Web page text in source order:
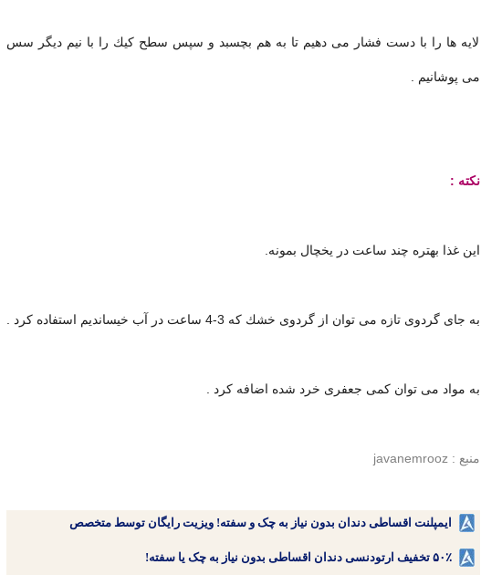
لایه ها را با دست فشار می دهیم تا به هم بچسبد و سپس سطح كیك را با نیم دیگر سس
می پوشانیم .
نکته :
این غذا بهتره چند ساعت در یخچال بمونه.
به جای گردوی تازه می توان از گردوی خشك كه 3-4 ساعت در آب خیساندیم استفاده كرد .
به مواد می توان كمی جعفری خرد شده اضافه كرد .
منبع : javanemrooz
ایمپلنت اقساطی دندان بدون نیاز به چک و سفته! ویزیت رایگان توسط متخصص
۵۰٪ تخفیف ارتودنسی دندان اقساطی بدون نیاز به چک یا سفته!